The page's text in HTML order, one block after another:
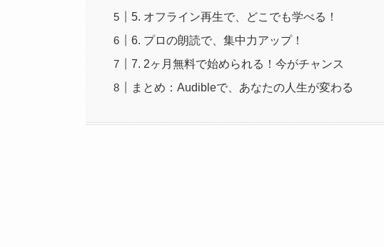
5. オフライン再生で、どこでも学べる！
6. プロの朗読で、集中力アップ！
7. 2ヶ月無料で始められる！今がチャンス
まとめ：Audibleで、あなたの人生が変わる